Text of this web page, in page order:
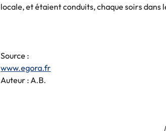
locale, et étaient conduits, chaque soirs dans
Source :
www.egora.fr
Auteur : A.B.